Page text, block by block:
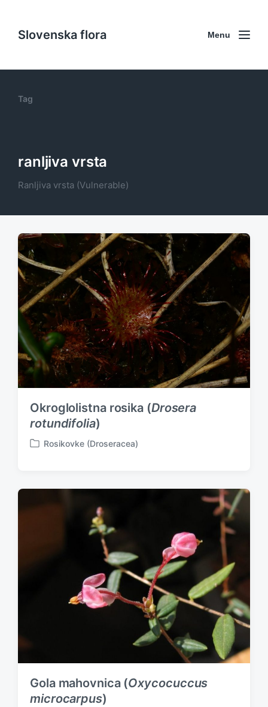
Slovenska flora Menu
Tag
ranljiva vrsta
Ranljiva vrsta (Vulnerable)
Okroglolistna rosika (Drosera
rotundifolia)
P
t
Rosikovke (Droseracea)
Gola mahovnica (Oxycocuccus
microcarpus)